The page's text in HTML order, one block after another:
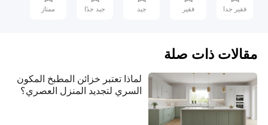
فقير جدا فقير جيد جيد جدًا ممتاز
مقالات ذات صلة
لماذا تعتبر خزائن المطبخ المكون
السري لتجديد المنزل العصري؟